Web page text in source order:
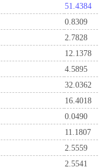
51.4384
0.8309
2.7828
12.1378
4.5895
32.0362
16.4018
0.0490
11.1807
2.5559
2.5541